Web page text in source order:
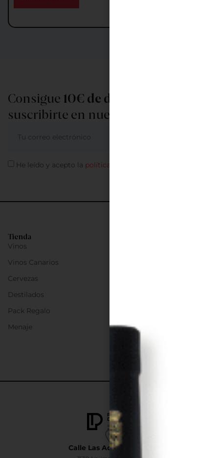
Calle Las Adelfas Nº6-B
Tienda
Vinos
Vinos Canarios
Cervezas
Destilados
Pack Regalo
Menaje
Consigue 10€ de descuento
suscribirte en nuestra newsletter
He leído y acepto la política de privacidad